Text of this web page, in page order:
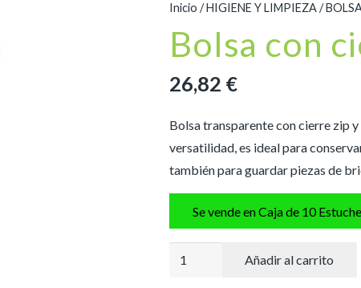
Inicio /HIGIENE Y LIMPIEZA/
Bolsa con
26,82 €
Bolsa transparente con cierre zip
versatilidad, es ideal para
también para guardar piezas de
Se vende en Caja de 10
Añadir al carrito